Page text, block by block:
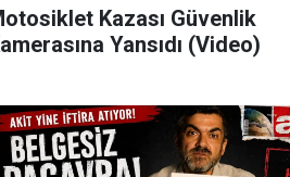
Kazası Güvenlik
Yansıdı (Video)